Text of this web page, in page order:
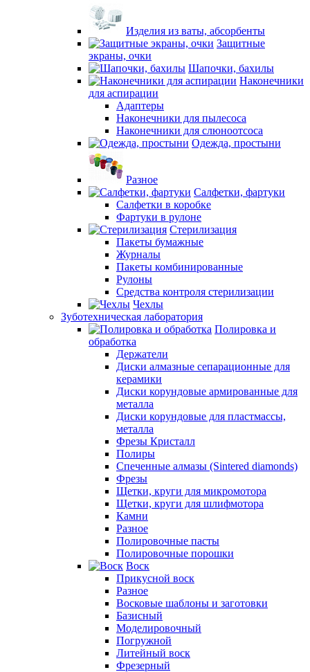
Изделия из ваты, абсорбенты
Защитные
экраны, очки
Шапочки, бахилы
Наконечники
для аспирации
Адаптеры
Наконечники для пылесоса
Наконечники для слюноотсоса
Одежда, простыни
Разное
Салфетки, фартуки
Салфетки в коробке
Фартуки в рулоне
Стерилизация
Пакеты бумажные
Журналы
Пакеты комбинированные
Рулоны
Средства контроля стерилизации
Чехлы
Зуботехническая лаборатория
Полировка и
обработка
Держатели
Диски алмазные сепарационные для
керамики
Диски корундовые армированные для
металла
Диски корундовые для пластмассы,
металла
Фрезы Кристалл
Полиры
Спеченные алмазы (Sintered diamonds)
Фрезы
Щетки, круги для микромотора
Щетки, круги для шлифмотора
Камни
Разное
Полировочные пасты
Полировочные порошки
Воск
Прикусной воск
Разное
Восковые шаблоны и заготовки
Базисный
Моделировочный
Погружной
Литейный воск
Фрезерный